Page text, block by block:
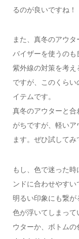
るのが良いですね！
また、真冬のアウ
バイザーを使うのも
紫外線の対策を考え
ですが、このくら
イテムです。
真冬のアウターと
がちですが、軽い
ます。ぜひ試してみ
もし、色で迷った
ンドに合わせやすい
明るい印象にも繋が
色が浮いてしまっ
ウターか、ボトム